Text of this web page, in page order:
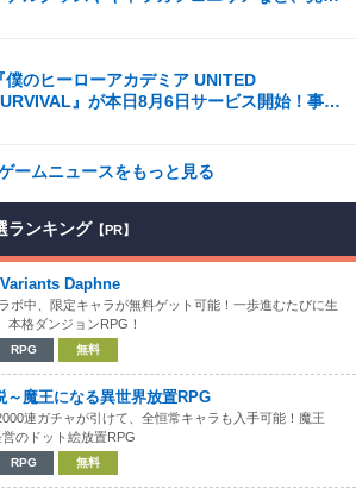
『僕のヒーローアカデミア UNITED
』が本日8月6日サービス開始！事前
ームニュースをもっと見る
ランキング 【PR】
Daphne
ボ中、限定キャラが無料ゲット可能！一歩進むたびに生
本格ダンジョンRPG！
RPG 無料
～魔王になる異世界放置RPG
連ガチャが引けて、全恒常キャラも入手可能！魔王
のドット絵放置RPG
RPG 無料